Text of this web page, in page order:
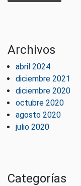
Archivos
abril 2024
diciembre 2021
diciembre 2020
octubre 2020
agosto 2020
julio 2020
Categorías